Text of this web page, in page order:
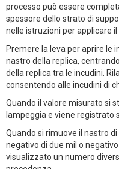
processo può essere
spessore dello strato di
nelle istruzioni per applicare
Premere la leva per aprire le
nastro della replica,
della replica tra le incudini.
consentendo alle incudini di
Quando il valore misurato si
lampeggia e viene registrato
Quando si rimuove il nastro
negativo di due mil o
visualizzato un numero